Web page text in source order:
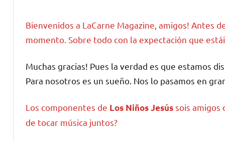
Bienvenidos a LaCarne Magazine, amigos! Antes
momento. Sobre todo con la expectación que
Muchas gracias! Pues la verdad es que estamos
Para nosotros es un sueño. Nos lo pasamos en
Los componentes de Los Niños Jesús sois amigos
de tocar música juntos?